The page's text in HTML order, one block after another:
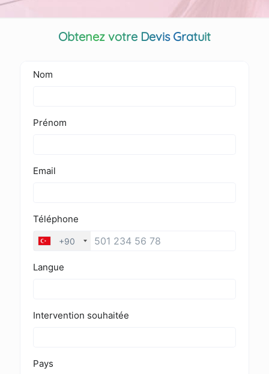
Obtenez votre Devis Gratuit